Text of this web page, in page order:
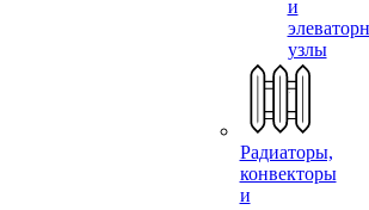
и
узлы
Радиаторы,
конвекторы
и